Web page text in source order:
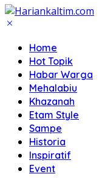
Home
Hot Topik
Habar Warga
Mehalabiu
Khazanah
Etam Style
Sampe
Historia
Inspiratif
Event